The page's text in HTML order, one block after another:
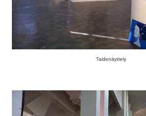
Taidenäyttely